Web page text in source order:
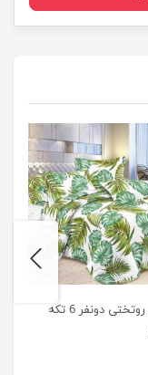
سرویس روتختی دونفر 6 تکه